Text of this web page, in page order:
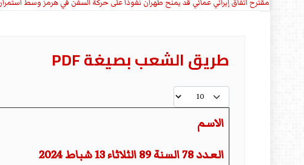
مقترح اتفاق إيراني عماني قد يمنح طهران نفوذا على حركة السفن في هرمز وسط
طريق الشعب بصيغة PDF
عدد الإظهارات:
المقالات
الاسم
العدد 78 السنة 89 الثلاثاء 13 شباط 2024